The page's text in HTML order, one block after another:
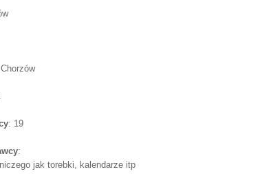
: 19
:
jak torebki, kalendarze itp